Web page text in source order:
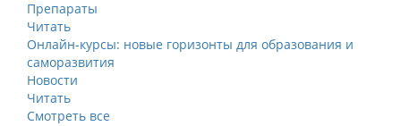
Препараты
Читать
Онлайн-курсы: новые горизонты для образования и
саморазвития
Новости
Читать
Смотреть все